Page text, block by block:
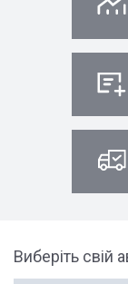
Виберіть свій